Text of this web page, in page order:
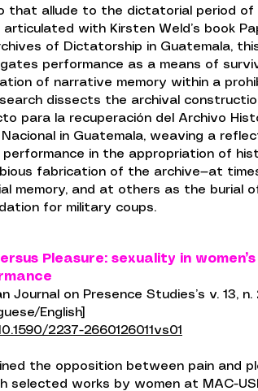
that allude to the dictatorial period of
articulated with Kirsten Weld’s book
of Dictatorship in Guatemala,
performance as a means of
of narrative memory within a
dissects the archival
para la recuperación del Archivo
Nacional in Guatemala, weaving a
performance in the appropriation of
fabrication of the archive—at
memory, and at others as the burial
for military coups.
Pleasure: sexuality in women’s
Journal on Presence Studies’s v. 13, n.
English]
2237-2660126011vs01
the opposition between pain and
selected works by women at MAC-